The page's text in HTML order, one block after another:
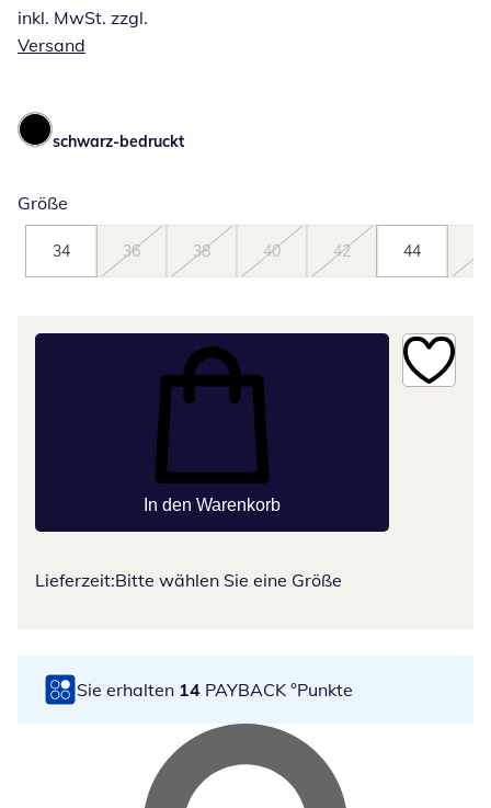
inkl. MwSt. zzgl.
Versand
schwarz-bedruckt
Größe
34 36 38 40 42 44
In den Warenkorb
Lieferzeit:Bitte wählen Sie eine Größe
Sie erhalten 14 PAYBACK °Punkte